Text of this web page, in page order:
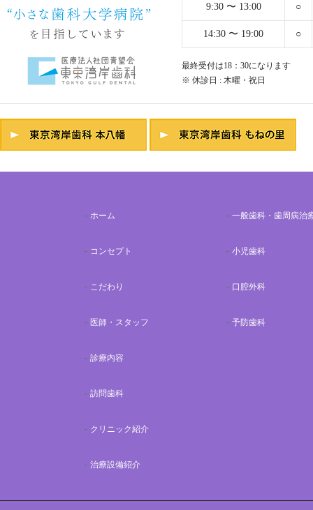
9:30 〜 13:00 ○
14:30 〜 19:00 ○
最終受付は18：30になります
※ 休診日 : 木曜・祝日
ホーム
コンセプト
こだわり
医師・スタッフ
診療内容
訪問歯科
クリニック紹介
治療設備紹介
一般歯科・歯周病治
小児歯科
口腔外科
予防歯科